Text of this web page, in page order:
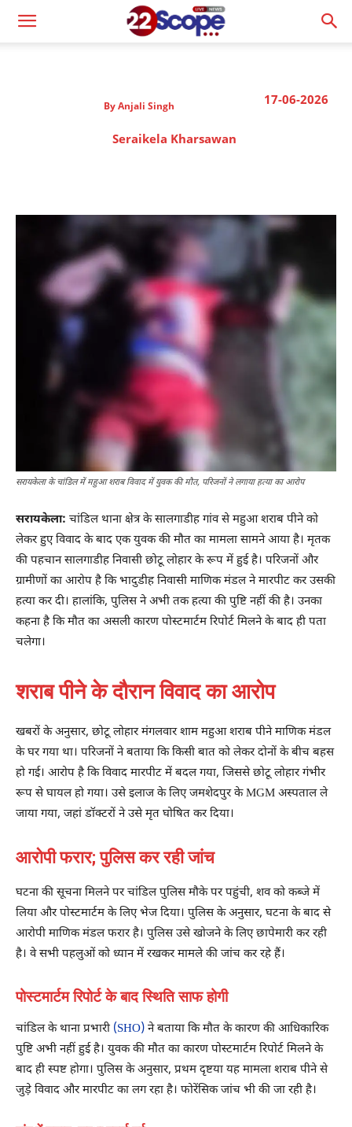
17-06-2026
By Anjali Singh
Seraikela Kharsawan
सरायकेला के चांडिल में महुआ शराब विवाद में युवक की मौत, परिजनों ने लगाया हत्या का आरोप
सरायकेला: चांडिल थाना क्षेत्र के सालगाडीह गांव से महुआ शराब पीने को
लेकर हुए विवाद के बाद एक युवक की मौत का मामला सामने आया है। मृतक
की पहचान सालगाडीह निवासी छोटू लोहार के रूप में हुई है। परिजनों और
ग्रामीणों का आरोप है कि भादुडीह निवासी माणिक मंडल ने मारपीट कर उसकी
हत्या कर दी। हालांकि, पुलिस ने अभी तक हत्या की पुष्टि नहीं की है। उनका
कहना है कि मौत का असली कारण पोस्टमार्टम रिपोर्ट मिलने के बाद ही पता
चलेगा।
शराब पीने के दौरान विवाद का आरोप
खबरों के अनुसार, छोटू लोहार मंगलवार शाम महुआ शराब पीने माणिक मंडल
के घर गया था। परिजनों ने बताया कि किसी बात को लेकर दोनों के बीच बहस
हो गई। आरोप है कि विवाद मारपीट में बदल गया, जिससे छोटू लोहार गंभीर
रूप से घायल हो गया। उसे इलाज के लिए जमशेदपुर के MGM अस्पताल ले
जाया गया, जहां डॉक्टरों ने उसे मृत घोषित कर दिया।
आरोपी फरार; पुलिस कर रही जांच
घटना की सूचना मिलने पर चांडिल पुलिस मौके पर पहुंची, शव को कब्जे में
लिया और पोस्टमार्टम के लिए भेज दिया। पुलिस के अनुसार, घटना के बाद से
आरोपी माणिक मंडल फरार है। पुलिस उसे खोजने के लिए छापेमारी कर रही
है। वे सभी पहलुओं को ध्यान में रखकर मामले की जांच कर रहे हैं।
पोस्टमार्टम रिपोर्ट के बाद स्थिति साफ होगी
चांडिल के थाना प्रभारी (SHO) ने बताया कि मौत के कारण की आधिकारिक
पुष्टि अभी नहीं हुई है। युवक की मौत का कारण पोस्टमार्टम रिपोर्ट मिलने के
बाद ही स्पष्ट होगा। पुलिस के अनुसार, प्रथम दृष्टया यह मामला शराब पीने से
जुड़े विवाद और मारपीट का लग रहा है। फोरेंसिक जांच भी की जा रही है।